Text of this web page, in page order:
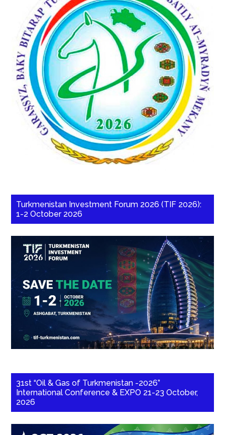
Turkmenistan Investment Forum 2026 (TIF 2026):
1-2 October 2026
31st “Oil & Gas of Turkmenistan -2026”
International Conference & EXPO 21-23 October,
2026